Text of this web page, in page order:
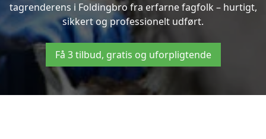
tagrenderens i Foldingbro fra erfarne fagfolk – hurtigt,
sikkert og professionelt udført.
Få 3 tilbud, gratis og uforpligtende